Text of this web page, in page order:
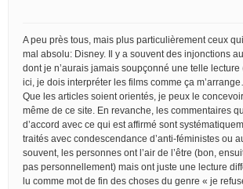
A peu près tous, mais plus particulièrement ceux
mal absolu: Disney. Il y a souvent des injonctions
dont je n’aurais jamais soupçonné une telle
ici, je dois interpréter les films comme ça
Que les articles soient orientés, je peux le
même de ce site. En revanche, les commentaires
d’accord avec ce qui est affirmé sont
traités avec condescendance d’anti-féministes ou
souvent, les personnes ont l’air de l’être (bon,
pas personnellement) mais ont juste une lecture
lu comme mot de fin des choses du genre « je